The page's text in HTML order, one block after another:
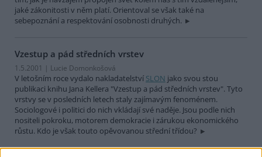
jaké zákonitosti v něm platí. Orientoval se však také na
sebepoznání a respektování osobnosti druhých.
Vzestup a pád středních vrstev
1.5.2001 | Lucie Domonkošová
V letošním roce vydalo nakladatelství SLON jako svou stou
publikaci knihu Jana Kellera "Vzestup a pád středních vrstev". Tyto
vrstvy se v posledních letech staly zajímavým fenoménem.
Sociologové i politici do nich vkládají své naděje. Jsou podle nich
nositeli pokroku, motorem demokracie i zárukou ekonomického
růstu. Kdo je však touto opěvovanou střední třídou?